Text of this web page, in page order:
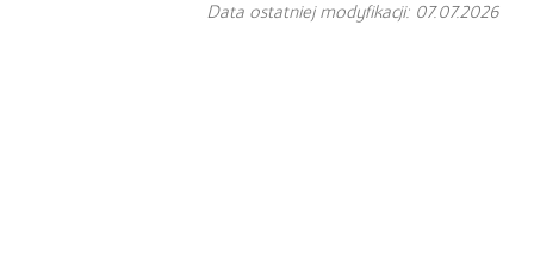
Data ostatniej modyfikacji: 07.07.2026